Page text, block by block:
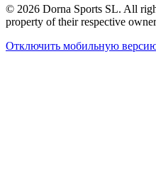
© 2026 Dorna Sports SL. All
property of their respective
Отключить мобильную